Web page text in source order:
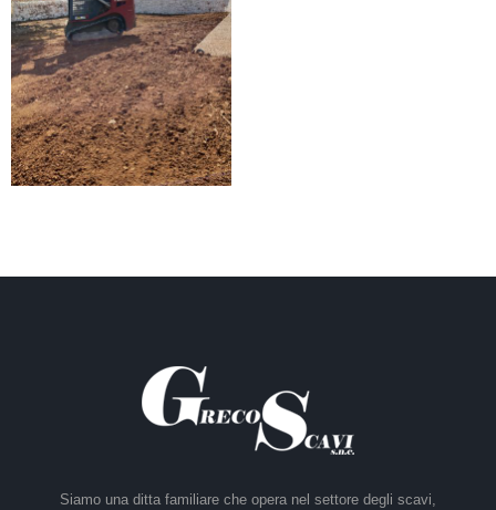
Siamo una ditta familiare che opera nel settore degli scavi,